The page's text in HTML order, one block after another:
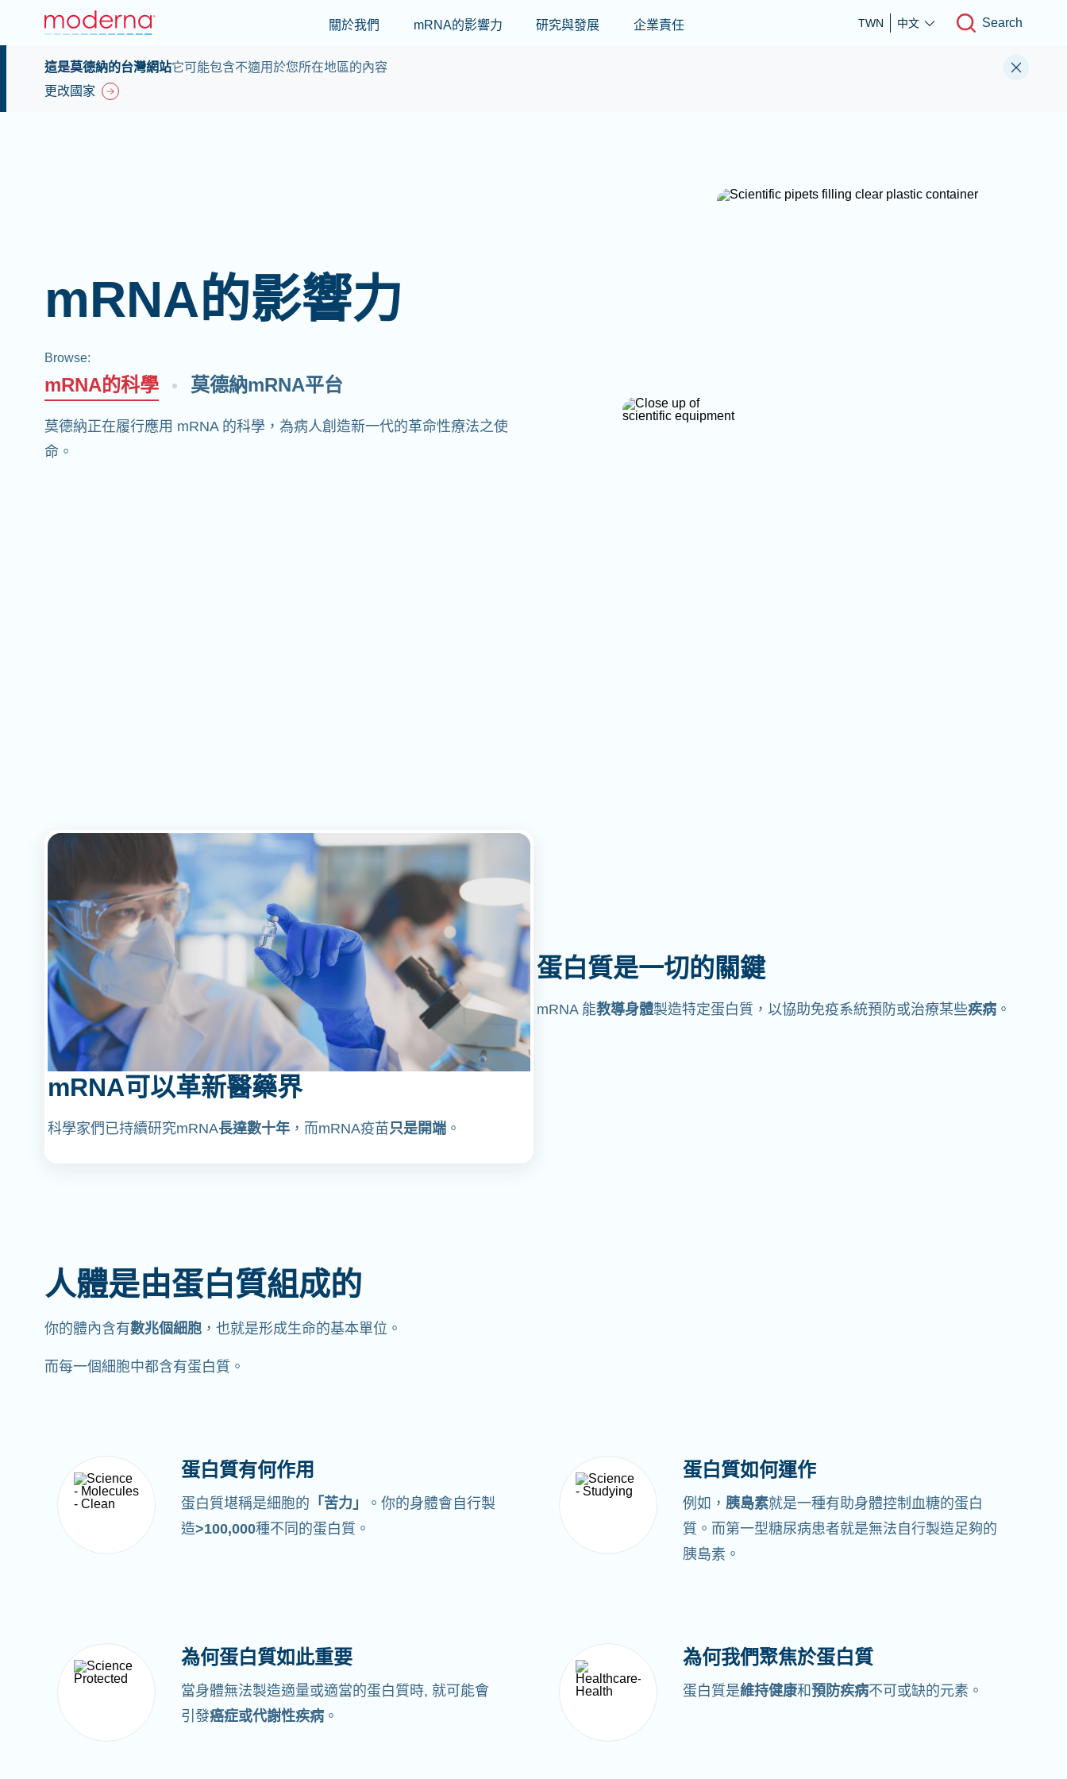
Skip to main content
關於我們 mRNA的影響力 研究與發展 企業責任 TWN 中文 Search
這是莫德納的台灣網站它可能包含不適用於您所在地區的內容
更改國家
mRNA的影響力
Browse:
mRNA的科學 莫德納mRNA平台
莫德納正在履行應用 mRNA 的科學，為病人創造新一代的革命性療法之使
命。
mRNA可以革新醫藥界
科學家們已持續研究mRNA長達數十年，而mRNA疫苗只是開端。
蛋白質是一切的關鍵
mRNA 能教導身體製造特定蛋白質，以協助免疫系統預防或治療某些疾病 。
人體是由蛋白質組成的
你的體內含有數兆個細胞，也就是形成生命的基本單位。
而每一個細胞中都含有蛋白質。
蛋白質有何作用
蛋白質堪稱是細胞的 「苦力」
。你的身體會自行製
造>100,000種不同的蛋白質。
蛋白質如何運作
例如， 胰島素就是一種有助身體控制血糖的蛋白
質。 而第一型糖尿病患者就是無法自行製造足夠的
胰島素。
為何蛋白質如此重要
當身體無法製造適量或適當的蛋白質時, 就可能會
引發癌症或代謝性疾病。
為何我們聚焦於蛋白質
蛋白質是維持健康和預防疾病不可或缺的元素。